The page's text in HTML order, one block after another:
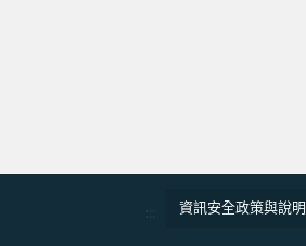
資訊安全政策與說明